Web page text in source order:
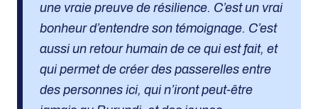
une vraie preuve de résilience. C’est un vrai
bonheur d’entendre son témoignage. C’est
aussi un retour humain de ce qui est fait, et
qui permet de créer des passerelles entre
des personnes ici, qui n’iront peut-être